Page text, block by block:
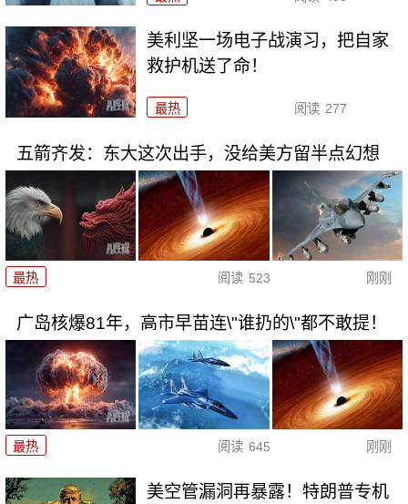
美利坚一场电子战演习，把自家
救护机送了命！
最热 阅读 277
五箭齐发：东大这次出手，没给美方留半点幻想
最热 阅读 523 刚刚
广岛核爆81年，高市早苗连\"谁扔的\"都不敢提！
最热 阅读 645 刚刚
美空管漏洞再暴露！特朗普专机